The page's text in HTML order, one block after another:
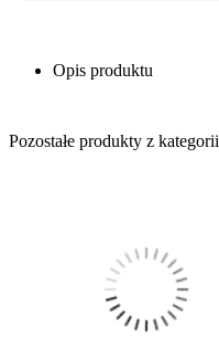
Opis produktu
Pozostałe produkty z kategorii